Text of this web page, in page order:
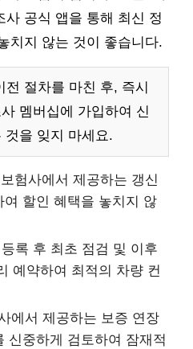
사 공식 앱을 통해 최신 정
치지 않는 것이 좋습니다.
전 절차를 마친 후, 즉시
멤버십에 가입하여 신
것을 잊지 마세요.
보험사에서 제공하는 갱신
할인 혜택을 놓치지 않
록 후 최초 점검 및 이후
예약하여 최적의 차량 컨
에서 제공하는 보증 연장
신중하게 검토하여 잠재적